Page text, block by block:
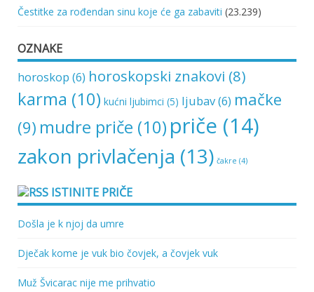
Čestitke za rođendan sinu koje će ga zabaviti (23.239)
OZNAKE
horoskop (6) horoskopski znakovi (8)
karma (10) kućni ljubimci (5) ljubav(6) mačke
(9) mudre priče (10) priče (14)
zakon privlačenja (13) čakre (4)
ISTINITE PRIČE
Došla je k njoj da umre
Dječak kome je vuk bio čovjek, a čovjek vuk
Muž Švicarac nije me prihvatio